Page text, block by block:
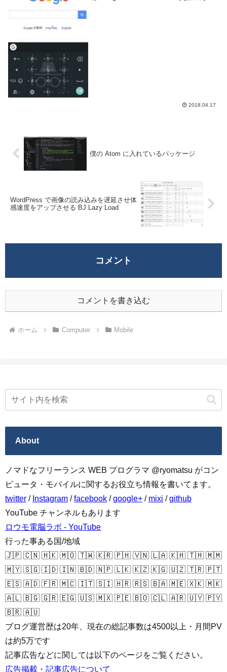
2018.04.17
僕の Atom に入れているパッケージ
WordPress で画像の読み込みを遅延させ体
感速度をアップさせる BJ Lazy Load
コメント
コメントを書き込む
ホーム Computer Mobile
About
ノマドなフリーランス WEB プログラマ @ryomatsu がコン
ピュータ・モバイルに関するお役立ち情報を書いてます。
twitter / Instagram /facebook /google+ / mixi /github
YouTube チャンネルもあります
ロウモ電脳ラボ - YouTube
行った事ある国/地域
🇯🇵 🇨🇳 🇭🇰 🇲🇴 🇹🇼 🇰🇷 🇵🇭 🇻🇳 🇱🇦 🇰🇭 🇹🇭 🇲🇲
🇲🇾 🇸🇬 🇮🇩 🇮🇳 🇧🇩 🇳🇵 🇱🇰 🇰🇿 🇰🇬 🇺🇿 🇹🇷 🇵🇹
🇪🇸 🇦🇩 🇫🇷 🇲🇨 🇮🇹 🇸🇮 🇭🇷 🇷🇸 🇧🇦 🇲🇪 🇽🇰 🇲🇰
🇦🇱 🇧🇬 🇬🇷 🇪🇬 🇺🇸 🇲🇽 🇵🇪 🇧🇴 🇨🇱 🇦🇷 🇺🇾 🇵🇾
🇧🇷 🇦🇺
ブログ運営歴は20年、現在の総記事数は4500以上・月間PV
は約5万です
記事広告などに関しては以下のページをご覧ください。
広告掲載・記事広告について